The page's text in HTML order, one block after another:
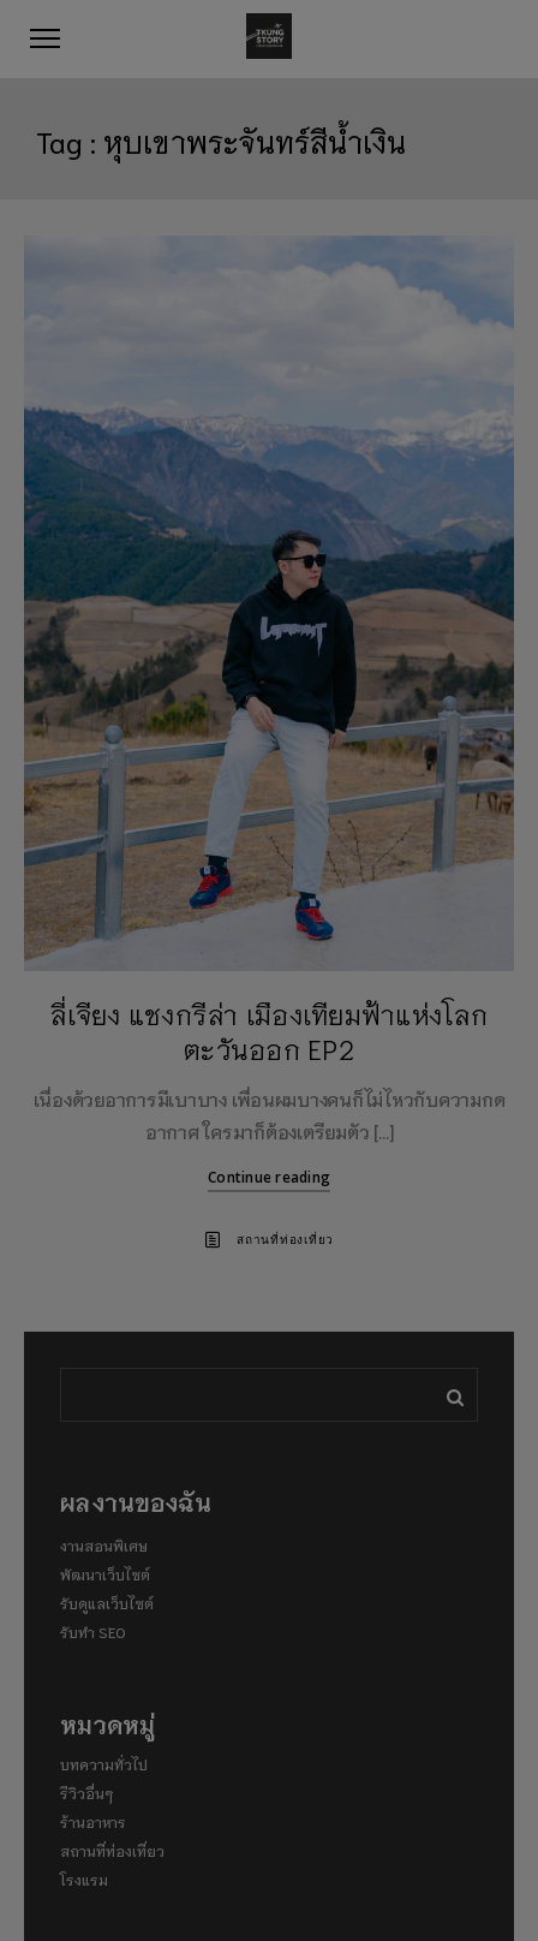
Tag : หุบเขาพระจันทร์สีน้ำเงิน
ลี่เจียง แชงกรีล่า เมืองเทียมฟ้าแห่งโลก
ตะวันออก EP2
เนื่องด้วยอาการมีเบาบาง เพื่อนผมบางคนก็ไม่ไหวกับความกด
อากาศ ใครมาก็ต้องเตรียมตัว […]
Continue reading
สถานที่ท่องเที่ยว
ผลงานของฉัน
งานสอนพิเศษ
พัฒนาเว็บไซต์
รับดูแลเว็บไซต์
รับทำ SEO
หมวดหมู่
บทความทั่วไป
รีวิวอื่นๆ
ร้านอาหาร
สถานที่ท่องเที่ยว
โรงแรม